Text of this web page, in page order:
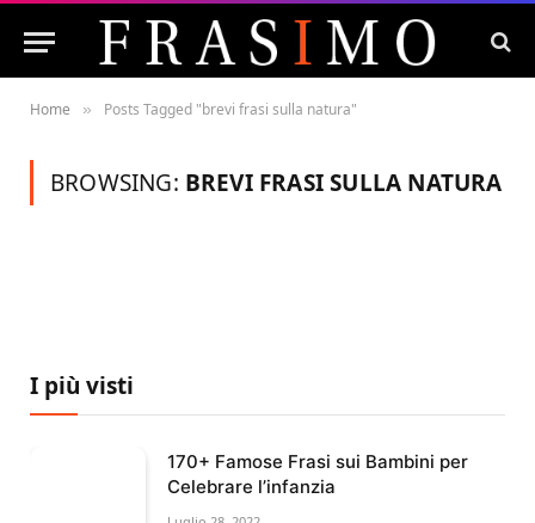
Home » Posts Tagged "brevi frasi sulla natura"
BROWSING: BREVI FRASI SULLA NATURA
I più visti
170+ Famose Frasi sui Bambini per
Celebrare l’infanzia